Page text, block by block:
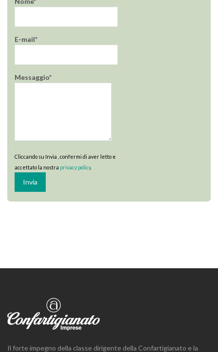
E-mail*
Messaggio*
Cliccando su Invia , confermi di aver letto e
accettato la nostra privacy policy.
Il forte impegno della classe dirigente della Confartigianato e la